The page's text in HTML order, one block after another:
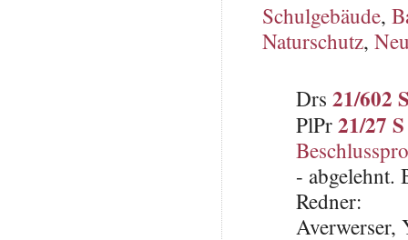
Schulgebäude,
Naturschutz,
Drs 21/602
PlPr21/27 S
- abgelehnt.
Redner:
Averwerser,